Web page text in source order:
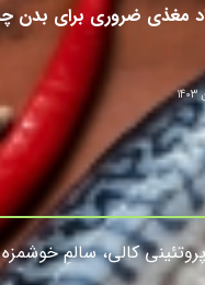
کالی، سالمِ خوشمزه